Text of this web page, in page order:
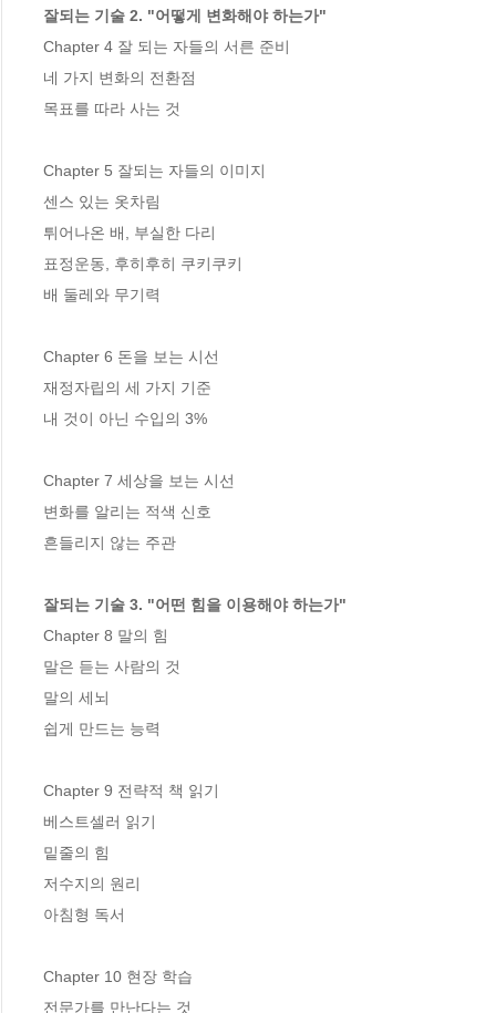
잘되는 기술 2. "어떻게 변화해야 하는가"
Chapter 4 잘 되는 자들의 서른 준비
네 가지 변화의 전환점
목표를 따라 사는 것
Chapter 5 잘되는 자들의 이미지
센스 있는 옷차림
튀어나온 배, 부실한 다리
표정운동, 후히후히 쿠키쿠키
배 둘레와 무기력
Chapter 6 돈을 보는 시선
재정자립의 세 가지 기준
내 것이 아닌 수입의 3%
Chapter 7 세상을 보는 시선
변화를 알리는 적색 신호
흔들리지 않는 주관
잘되는 기술 3. "어떤 힘을 이용해야 하는가"
Chapter 8 말의 힘
말은 듣는 사람의 것
말의 세뇌
쉽게 만드는 능력
Chapter 9 전략적 책 읽기
베스트셀러 읽기
밑줄의 힘
저수지의 원리
아침형 독서
Chapter 10 현장 학습
전문가를 만난다는 것